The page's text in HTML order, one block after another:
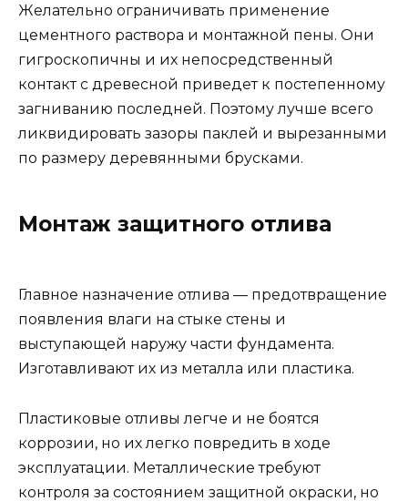
Желательно ограничивать применение
цементного раствора и монтажной пены. Они
гигроскопичны и их непосредственный
контакт с древесной приведет к постепенному
загниванию последней. Поэтому лучше всего
ликвидировать зазоры паклей и вырезанными
по размеру деревянными брусками.
Монтаж защитного отлива
Главное назначение отлива — предотвращение
появления влаги на стыке стены и
выступающей наружу части фундамента.
Изготавливают их из металла или пластика.
Пластиковые отливы легче и не боятся
коррозии, но их легко повредить в ходе
эксплуатации. Металлические требуют
контроля за состоянием защитной окраски, но